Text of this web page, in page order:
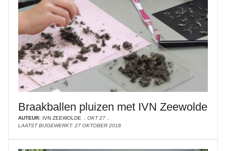
Braakballen pluizen met IVN Zeewolde
AUTEUR: IVN ZEEWOLDE
OKT 27
LAATST BIJGEWERKT: 27 OKTOBER 2018